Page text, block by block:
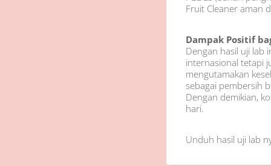
Fruit Cleaner aman
Dampak Positif
Dengan hasil uji lab
internasional tetapi
mengutamakan
sebagai pembersih
Dengan demikian,
hari.
Unduh hasil uji lab